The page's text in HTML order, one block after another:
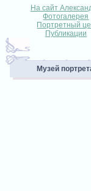
На сайт
Фотогалерея
Портретный
Публикации
Музей